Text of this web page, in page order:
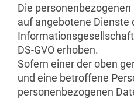
Die
auf angebotene Dienste
DS-GVO erhoben.
Sofern einer der oben
und eine betroffene
personenbezogenen